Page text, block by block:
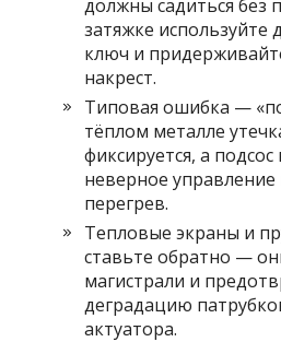
должны садиться без
затяжке
ключ и
накрест.
Типовая ошибка —
тёплом металле
фиксируется, а
неверное
перегрев.
Тепловые экраны и
ставьте обратно —
магистрали и
деградацию
актуатора.